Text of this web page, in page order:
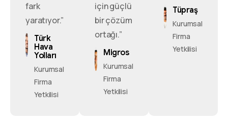
fark
yaratıyor.”
Türk
Hava
Yolları
Kurumsal
Firma
Yetkilisi
için güçlü
bir çözüm
ortağı.”
Migros
Kurumsal
Firma
Yetkilisi
Tüpraş
Kurumsal
Firma
Yetkilisi